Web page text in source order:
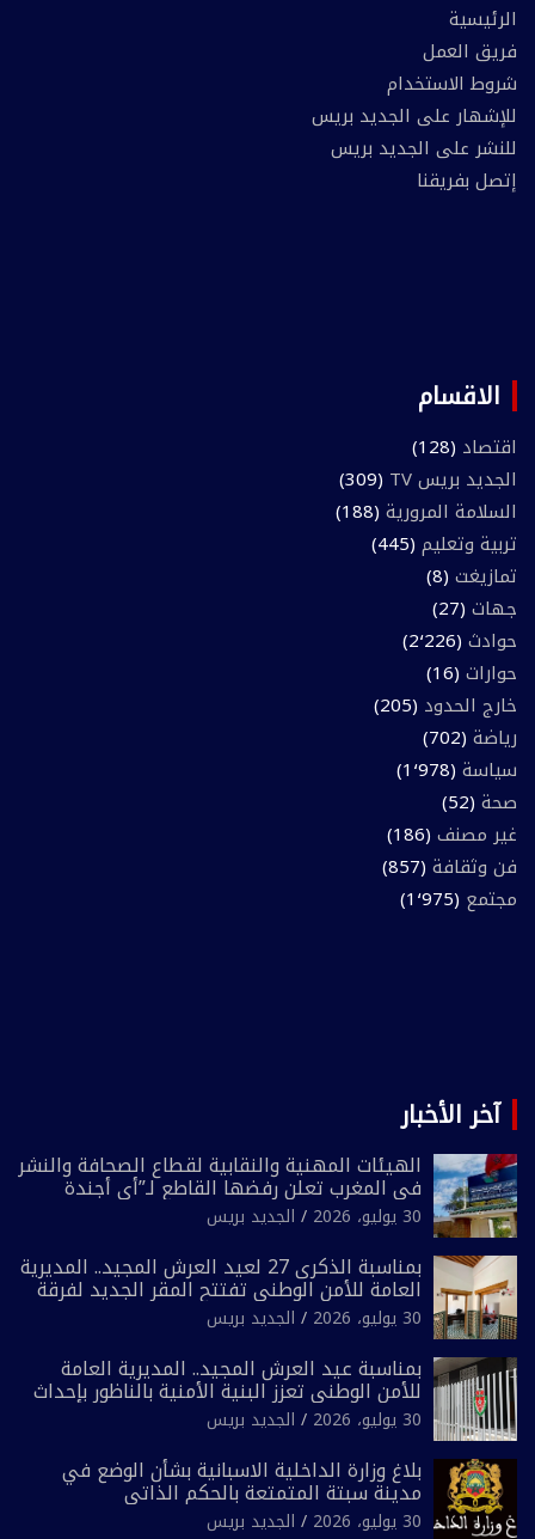
الرئيسية
فريق العمل
شروط الاستخدام
للإشهار على الجديد بريس
للنشر على الجديد بريس
إتصل بفريقنا
الاقسام
اقتصاد (128)
الجديد بريس TV
(309)
السلامة المرورية (188)
تربية وتعليم (445)
تمازيغت (8)
جهات (27)
حوادث (2٬226)
حوارات (16)
خارج الحدود (205)
رياضة (702)
سياسة (1٬978)
صحة (52)
غير مصنف (186)
فن وثقافة (857)
مجتمع (1٬975)
آخر الأخبار
الهيئات المهنية والنقابية لقطاع الصحافة والنشر
في المغرب تعلن رفضها القاطع لـ”أي أجندة
انتخابية مُعدة على مقاس سياسي ومصلحي
ضيق”
30 يوليو، 2026 الجديد بريس
بمناسبة الذكرى 27 لعيد العرش المجيد.. المديرية
العامة للأمن الوطني تفتتح المقر الجديد لفرقة
الشرطة السياحية بفاس
30 يوليو، 2026 الجديد بريس
بمناسبة عيد العرش المجيد.. المديرية العامة
للأمن الوطني تعزز البنية الأمنية بالناظور بإحداث
فرقتين جديدتين
30 يوليو، 2026 الجديد بريس
بلاغ وزارة الداخلية الاسبانية بشأن الوضع في
مدينة سبتة المتمتعة بالحكم الذاتي
30 يوليو، 2026 الجديد بريس